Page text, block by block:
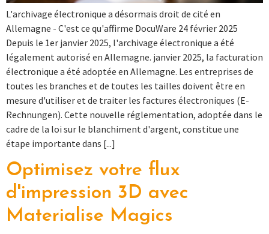
L'archivage électronique a désormais droit de cité en
Allemagne - C'est ce qu'affirme DocuWare 24 février 2025
Depuis le 1er janvier 2025, l'archivage électronique a été
légalement autorisé en Allemagne. janvier 2025, la facturation
électronique a été adoptée en Allemagne. Les entreprises de
toutes les branches et de toutes les tailles doivent être en
mesure d'utiliser et de traiter les factures électroniques (E-
Rechnungen). Cette nouvelle réglementation, adoptée dans le
cadre de la loi sur le blanchiment d'argent, constitue une
étape importante dans [...]
Optimisez votre flux
d'impression 3D avec
Materialise Magics